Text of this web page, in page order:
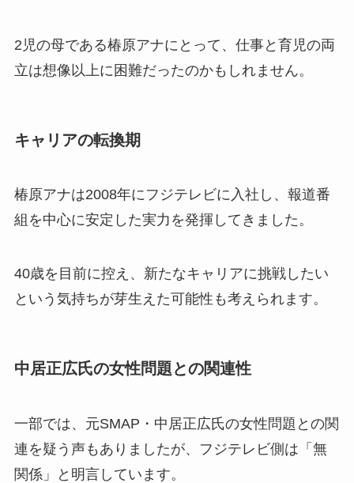
2児の母である椿原アナにとって、仕事と育児の両
立は想像以上に困難だったのかもしれません。
キャリアの転換期
椿原アナは2008年にフジテレビに入社し、報道番
組を中心に安定した実力を発揮してきました。
40歳を目前に控え、新たなキャリアに挑戦したい
という気持ちが芽生えた可能性も考えられます。
中居正広氏の女性問題との関連性
一部では、元SMAP・中居正広氏の女性問題との関
連を疑う声もありましたが、フジテレビ側は「無
関係」と明言しています。